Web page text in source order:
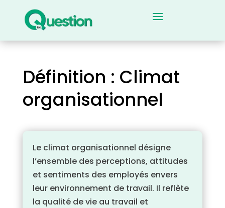
Définition : Climat
organisationnel
Le climat organisationnel désigne
l’ensemble des perceptions, attitudes
et sentiments des employés envers
leur environnement de travail. Il reflète
la qualité de vie au travail et